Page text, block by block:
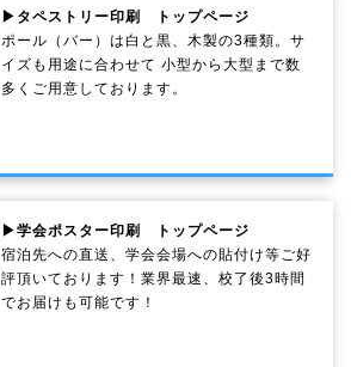
▶タペストリー印刷 トップページ
ポール（バー）は白と黒、木製の3種類。サ
イズも用途に合わせて 小型から大型まで数
多くご用意しております。
▶学会ポスター印刷 トップページ
宿泊先への直送、学会会場への貼付け等ご好
評頂いております！業界最速、校了後3時間
でお届けも可能です！